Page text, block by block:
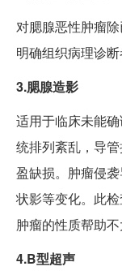
对腮腺恶性肿瘤
明确组织病理诊
3.腮腺造影
适用于临床未能
统排列紊乱，导
盈缺损。肿瘤侵
状影等变化。此
肿瘤的性质帮助不
4.B型超声